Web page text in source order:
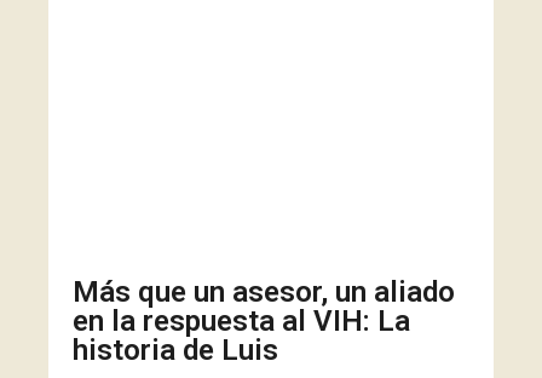
Más que un asesor, un aliado
en la respuesta al VIH: La
historia de Luis